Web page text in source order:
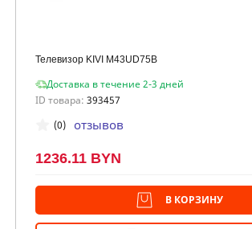
Телевизор KIVI M43UD75B
Доставка в течение 2-3 дней
ID товара: 393457
(0) отзывов
1236.11 BYN
В КОРЗИНУ